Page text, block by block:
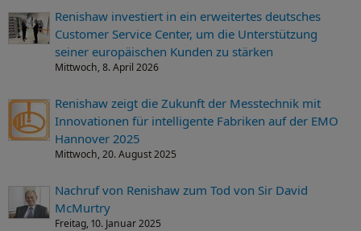
Renishaw investiert in ein erweitertes deutsches
Customer Service Center, um die Unterstützung
seiner europäischen Kunden zu stärken
Mittwoch, 8. April 2026
Renishaw zeigt die Zukunft der Messtechnik mit
Innovationen für intelligente Fabriken auf der EMO
Hannover 2025
Mittwoch, 20. August 2025
Nachruf von Renishaw zum Tod von Sir David
McMurtry
Freitag, 10. Januar 2025